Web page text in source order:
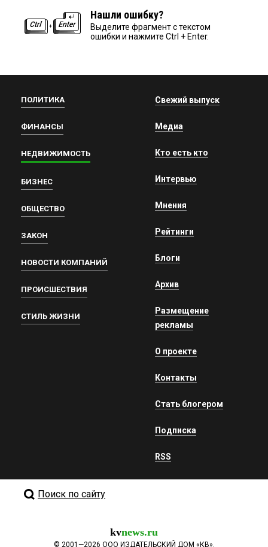
Нашли ошибку?
Выделите фрагмент с текстом
ошибки и нажмите Ctrl + Enter.
ПОЛИТИКА
ФИНАНСЫ
НЕДВИЖИМОСТЬ
БИЗНЕС
ОБЩЕСТВО
ЗАКОН
НОВОСТИ КОМПАНИЙ
ПРОИСШЕСТВИЯ
СТИЛЬ ЖИЗНИ
Свежий выпуск
Медиа
Кто есть кто
Интервью
Мнения
Рейтинги
Блоги
Архив
Размещение
рекламы
О проекте
Контакты
Стать блогером
Подписка
RSS
Поиск по сайту
kvnews.ru
© 2001—2026 ООО ИЗДАТЕЛЬСКИЙ ДОМ «КВ».